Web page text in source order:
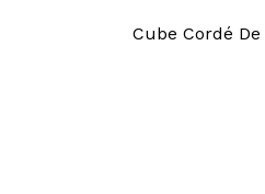
Cube Cordé